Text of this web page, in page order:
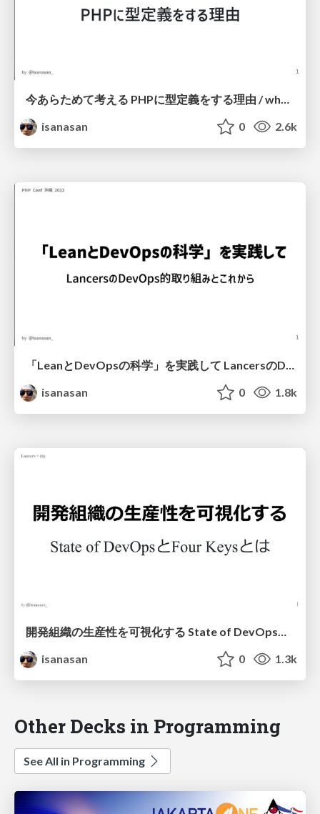
今あらためて考える PHPに型定義をする理由 / why use type hint and static analyse at php
isanasan
0 2.6k
「LeanとDevOpsの科学」を実践して LancersのDevOps的取り組みとこれから / Lancers' DevOps efforts and the future
isanasan
0 1.8k
開発組織の生産性を可視化する State of DevOpsとFour Keysとは / deep dive into State of DevOps
isanasan
0 1.3k
Other Decks in Programming
See All in Programming